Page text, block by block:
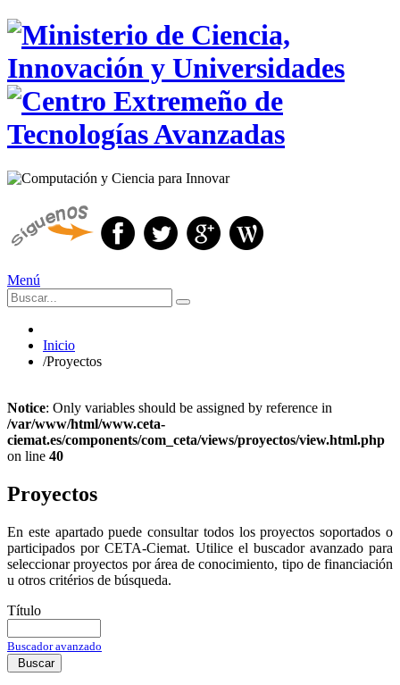
Menú
Inicio
/Proyectos
Notice: Only variables should be assigned by reference in
/var/www/html/www.ceta-
ciemat.es/components/com_ceta/views/proyectos/view.html.php
on line 40
Proyectos
En este apartado puede consultar todos los proyectos soportados o
participados por CETA-Ciemat. Utilice el buscador avanzado para
seleccionar proyectos por área de conocimiento, tipo de financiación
u otros critérios de búsqueda.
Título
Buscador avanzado
Buscar